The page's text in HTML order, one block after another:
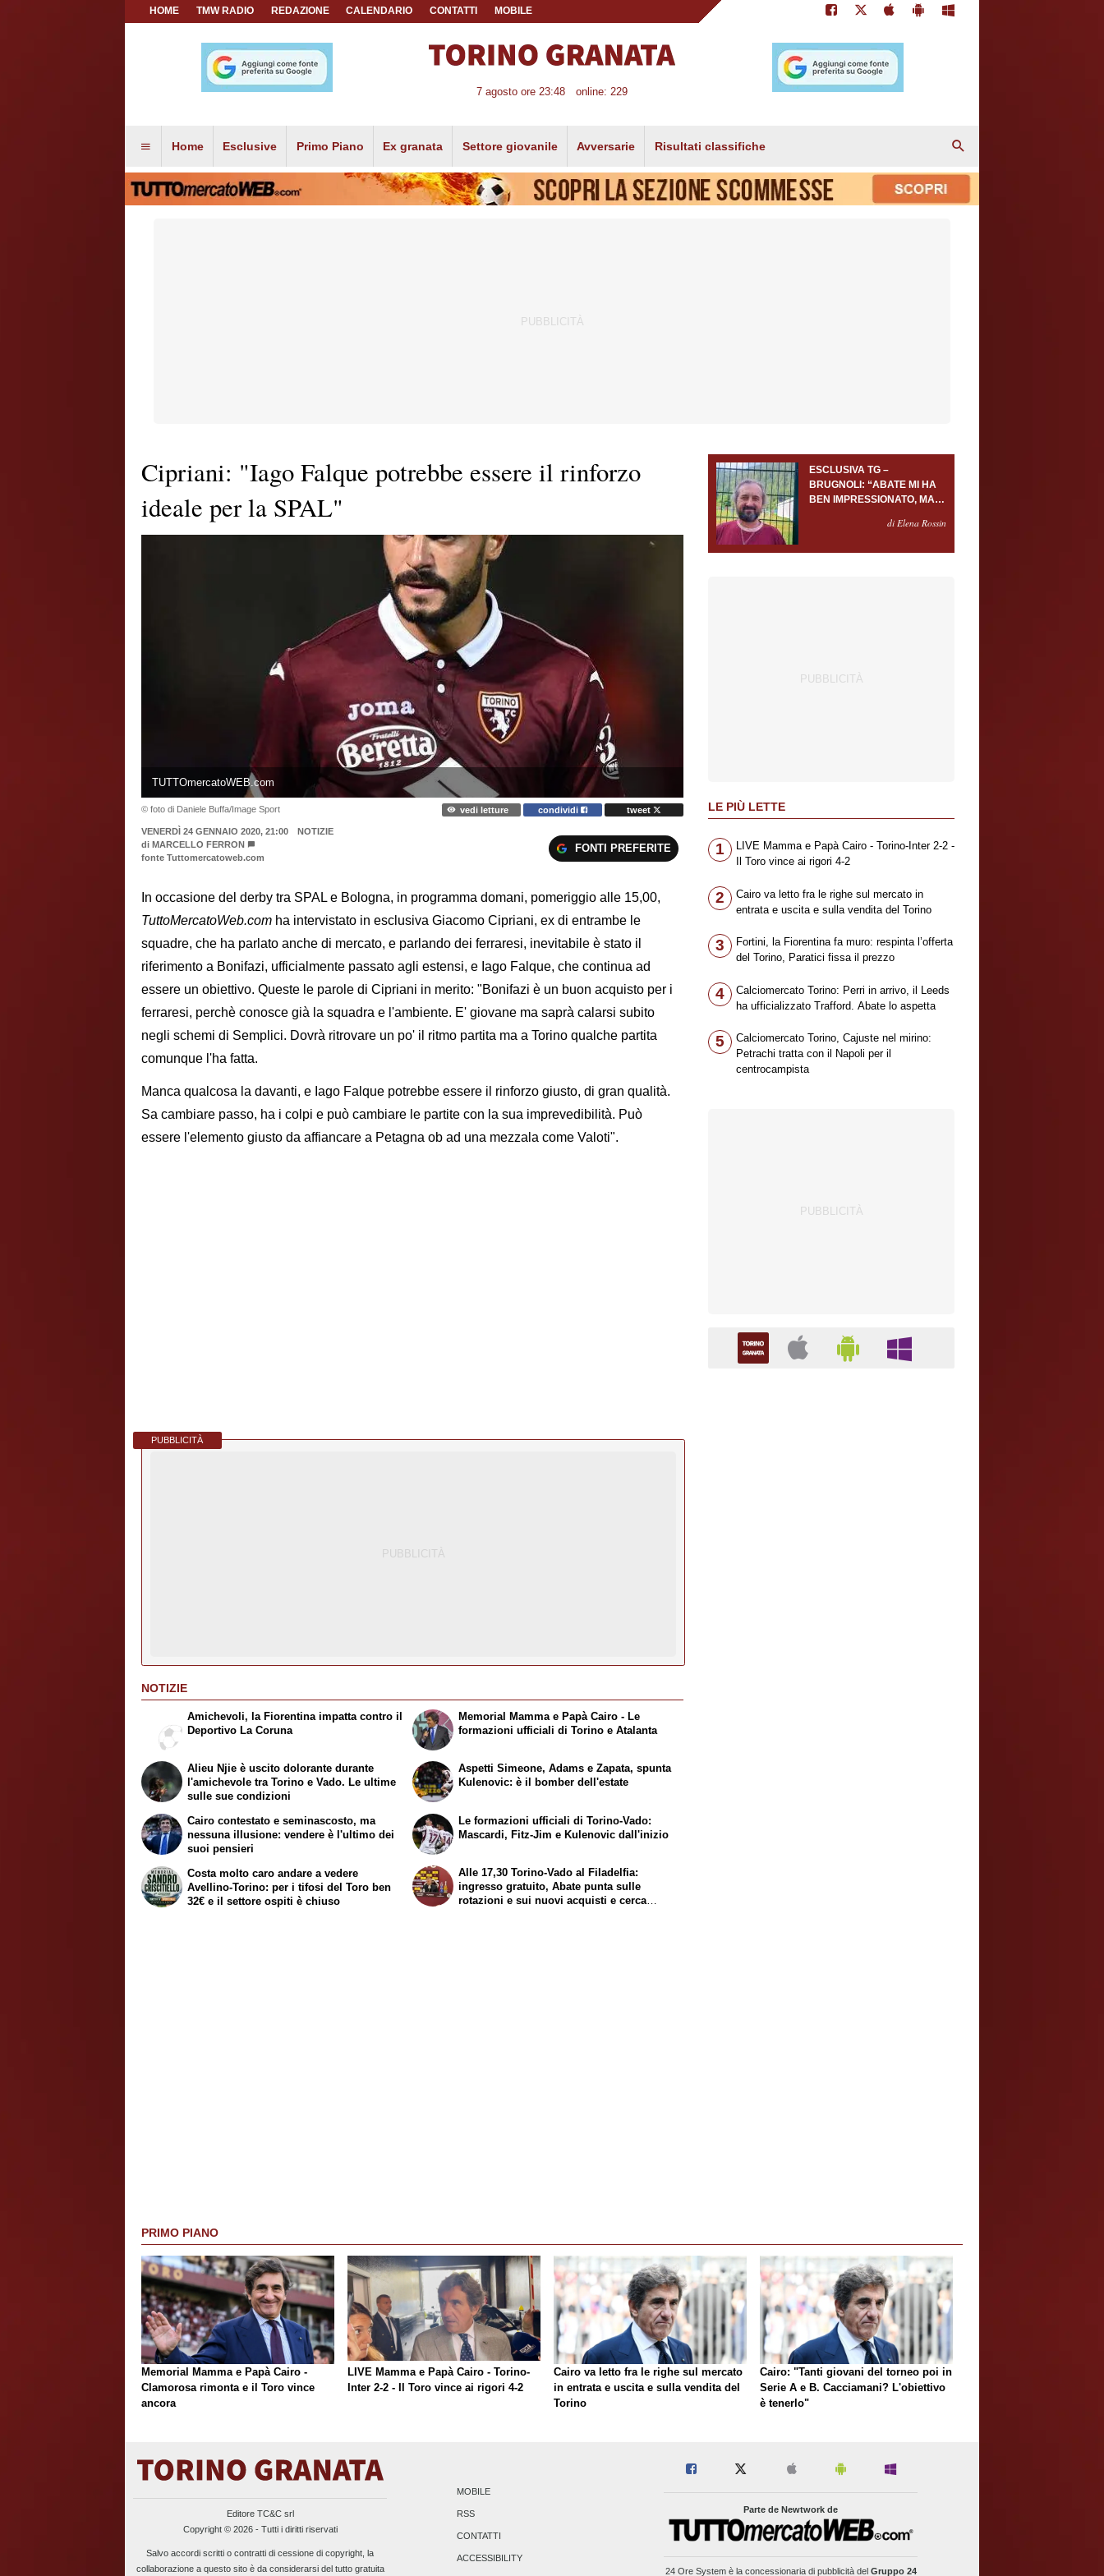
HOME TMW RADIO REDAZIONE CALENDARIO CONTATTI MOBILE
7 agosto ore 23:48 online: 229
Home Esclusive Primo Piano Ex granata Settore giovanile Avversarie Risultati classifiche
Cipriani: "Iago Falque potrebbe essere il rinforzo
ideale per la SPAL"
TUTTOmercatoWEB.com
© foto di Daniele Buffa/Image Sport vedi letture condividi tweet
VENERDÌ 24 GENNAIO 2020, 21:00
NOTIZIE
di MARCELLO FERRON
fonte Tuttomercatoweb.com
FONTI PREFERITE
In occasione del derby tra SPAL e Bologna, in programma domani, pomeriggio alle 15,00,
TuttoMercatoWeb.com ha intervistato in esclusiva Giacomo Cipriani, ex di entrambe le
squadre, che ha parlato anche di mercato, e parlando dei ferraresi, inevitabile è stato il
riferimento a Bonifazi, ufficialmente passato agli estensi, e Iago Falque, che continua ad
essere un obiettivo. Queste le parole di Cipriani in merito: "Bonifazi è un buon acquisto per i
ferraresi, perchè conosce già la squadra e l'ambiente. E' giovane ma saprà calarsi subito
negli schemi di Semplici. Dovrà ritrovare un po' il ritmo partita ma a Torino qualche partita
comunque l'ha fatta.
Manca qualcosa la davanti, e Iago Falque potrebbe essere il rinforzo giusto, di gran qualità.
Sa cambiare passo, ha i colpi e può cambiare le partite con la sua imprevedibilità. Può
essere l'elemento giusto da affiancare a Petagna ob ad una mezzala come Valoti".
PUBBLICITÀ
NOTIZIE
Amichevoli, la Fiorentina impatta contro il
Deportivo La Coruna
Alieu Njie è uscito dolorante durante
l'amichevole tra Torino e Vado. Le ultime
sulle sue condizioni
Memorial Mamma e Papà Cairo - Le
formazioni ufficiali di Torino e Atalanta
Aspetti Simeone, Adams e Zapata, spunta
Kulenovic: è il bomber dell'estate
Cairo contestato e seminascosto, ma
nessuna illusione: vendere è l'ultimo dei
suoi pensieri
Costa molto caro andare a vedere
Avellino-Torino: per i tifosi del Toro ben
32€ e il settore ospiti è chiuso
Le formazioni ufficiali di Torino-Vado:
Mascardi, Fitz-Jim e Kulenovic dall'inizio
Alle 17,30 Torino-Vado al Filadelfia:
ingresso gratuito, Abate punta sulle
rotazioni e sui nuovi acquisti e cerca
ESCLUSIVA TG –
BRUGNOLI: “ABATE MI HA
BEN IMPRESSIONATO, MA
PORTIERE SERVONOdi Elena Rossin
LE PIÙ LETTE
1
LIVE Mamma e Papà Cairo - Torino-Inter 2-2 -
Il Toro vince ai rigori 4-2
2
Cairo va letto fra le righe sul mercato in
entrata e uscita e sulla vendita del Torino
3
Fortini, la Fiorentina fa muro: respinta l’offerta
del Torino, Paratici fissa il prezzo
4
Calciomercato Torino: Perri in arrivo, il Leeds
ha ufficializzato Trafford. Abate lo aspetta
5
Calciomercato Torino, Cajuste nel mirino:
Petrachi tratta con il Napoli per il
centrocampista
PRIMO PIANO
Memorial Mamma e Papà Cairo -
Clamorosa rimonta e il Toro vince
ancora
LIVE Mamma e Papà Cairo - Torino-
Inter 2-2 - Il Toro vince ai rigori 4-2
Cairo va letto fra le righe sul mercato
in entrata e uscita e sulla vendita del
Torino
Cairo: "Tanti giovani del torneo poi in
Serie A e B. Cacciamani? L'obiettivo
è tenerlo"
Editore TC&C srl
Copyright © 2026 - Tutti i diritti riservati
Salvo accordi scritti o contratti di cessione di copyright, la
collaborazione a questo sito è da considerarsi del tutto gratuita
MOBILE
RSS
CONTATTI
ACCESSIBILITY
Parte de Newtwork de
24 Ore Systemè la concessionaria di pubblicità del Gruppo 24